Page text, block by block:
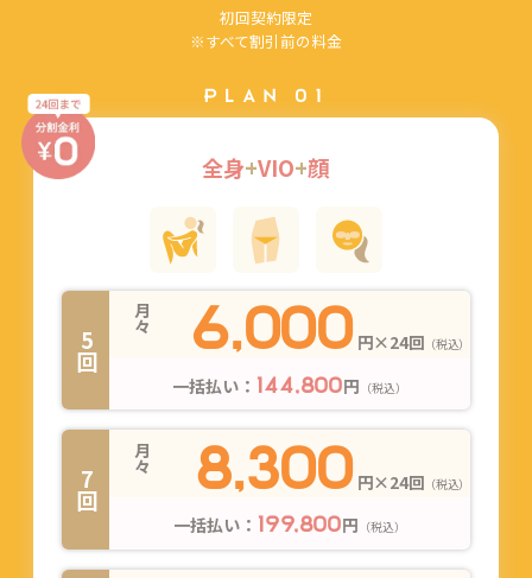
初回契約限定
※すべて割引前の料金
PLAN 01
全身+VIO+顔
5回
月々 6,000 円×24回 （税込）
一括払い： 144,800円 （税込）
7回
月々 8,300 円×24回 （税込）
一括払い： 199,800円 （税込）